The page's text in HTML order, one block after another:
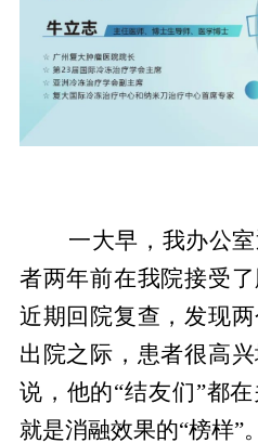
一大早，我办公室
者两年前在我院接受
近期回院复查，发现
出院之际，患者很高
说，他的“结友们”都
就是消融效果的“榜样”。